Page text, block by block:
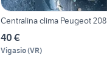
Centralina clima Peugeot 208
40 €
Vigasio(VR)